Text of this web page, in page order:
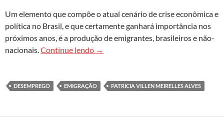
Um elemento que compõe o atual cenário de crise econômica e
política no Brasil, e que certamente ganhará importância nos
próximos anos, é a produção de emigrantes, brasileiros e não-
nacionais.Continue lendo Brasil, país de expulsão?
→
DESEMPREGO EMIGRAÇÃO PATRICIA VILLEN MEIRELLES ALVES